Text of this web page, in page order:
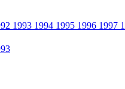
1993 1994 1995 1996 1997